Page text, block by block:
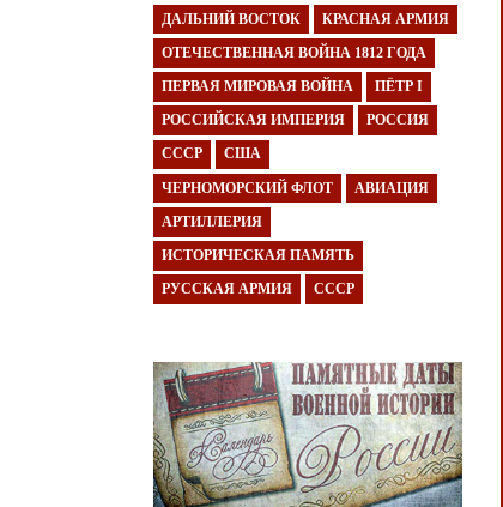
ДАЛЬНИЙ ВОСТОК КРАСНАЯ АРМИЯ
ОТЕЧЕСТВЕННАЯ ВОЙНА 1812 ГОДА
ПЕРВАЯ МИРОВАЯ ВОЙНА ПЁТР I
РОССИЙСКАЯ ИМПЕРИЯ РОССИЯ
СССР США
ЧЕРНОМОРСКИЙ ФЛОТ АВИАЦИЯ
АРТИЛЛЕРИЯ
ИСТОРИЧЕСКАЯ ПАМЯТЬ
РУССКАЯ АРМИЯ СССР